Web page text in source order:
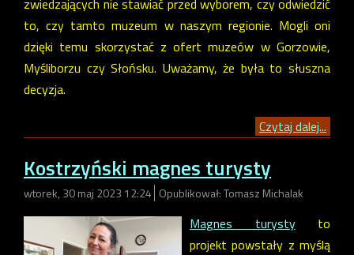
zwiedzających nie stawiać przed wyborem, czy odwiedzić
to, czy tamto muzeum w naszym regionie. Mogli oni
dzięki temu skorzystać z ofert muzeów w Gorzowie,
Myśliborzu czy Słońsku. Uważamy, że była to słuszna
decyzja.
Czytaj dalej...
Kostrzyński magnes turysty
wtorek, 30 maj 2023 12:24 Opublikował: Tomasz Michalak
Magnes turystyto
projekt powstały z myślą